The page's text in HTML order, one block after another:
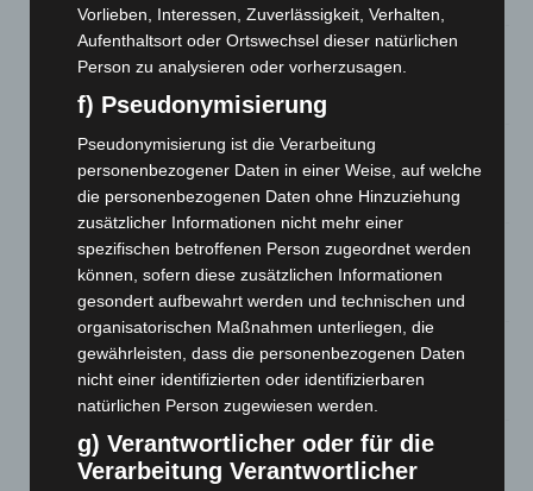
Kunst trifft Weingenuss: Barbara-Susann Mehring zeigt ihre
Werke im Jacques’ Wein-Depot Isernhagen
8. August 2026
A2: Zweite Turbobaustelle startet zwischen Hannover-West
und Bothfeld
8. August 2026
Niedersachsen: Feuerwehrkräfte kehren nach
Waldbrandeinsatz aus Spanien zurück
7. August 2026
Hannover: Erste Tigermücken-Population in Niedersachsen
entdeckt
7. August 2026
Brand im „Haus der Begegnung“ in Neuwarmbüchen schnell
eingedämmt
Vorlieben, Interessen, Zuverlässigkeit, Verhalten,
Aufenthaltsort oder Ortswechsel dieser natürlichen
Person zu analysieren oder vorherzusagen.
f) Pseudonymisierung
Pseudonymisierung ist die Verarbeitung
personenbezogener Daten in einer Weise, auf welche
die personenbezogenen Daten ohne Hinzuziehung
zusätzlicher Informationen nicht mehr einer
spezifischen betroffenen Person zugeordnet werden
können, sofern diese zusätzlichen Informationen
gesondert aufbewahrt werden und technischen und
organisatorischen Maßnahmen unterliegen, die
gewährleisten, dass die personenbezogenen Daten
nicht einer identifizierten oder identifizierbaren
natürlichen Person zugewiesen werden.
g) Verantwortlicher oder für die
Verarbeitung Verantwortlicher